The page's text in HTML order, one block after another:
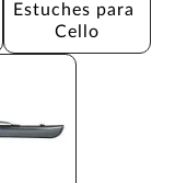
Estuches para
Cello